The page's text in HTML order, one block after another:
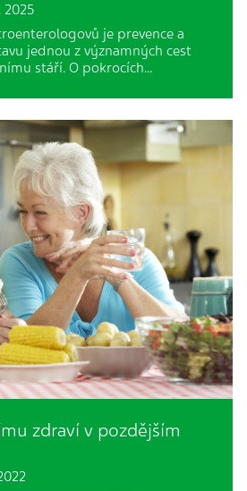
je prevence a
jednou z významných cest
stáří. O pokrocích…
zdraví v pozdějším